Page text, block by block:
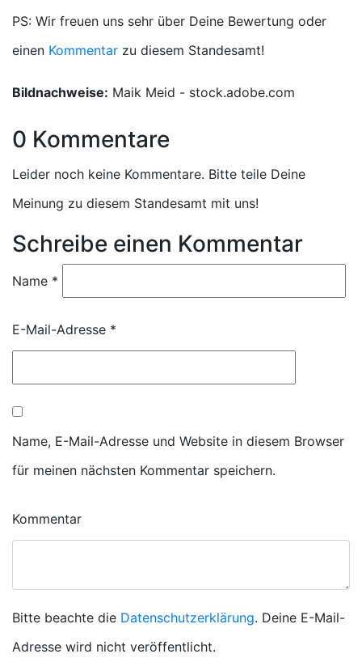
PS: Wir freuen uns sehr über Deine Bewertung oder
einen Kommentar zu diesem Standesamt!
Bildnachweise: Maik Meid - stock.adobe.com
0 Kommentare
Leider noch keine Kommentare. Bitte teile Deine
Meinung zu diesem Standesamt mit uns!
Schreibe einen Kommentar
Name *
E-Mail-Adresse *
Name, E-Mail-Adresse und Website in diesem Browser
für meinen nächsten Kommentar speichern.
Kommentar
Bitte beachte die Datenschutzerklärung. Deine E-Mail-
Adresse wird nicht veröffentlicht.